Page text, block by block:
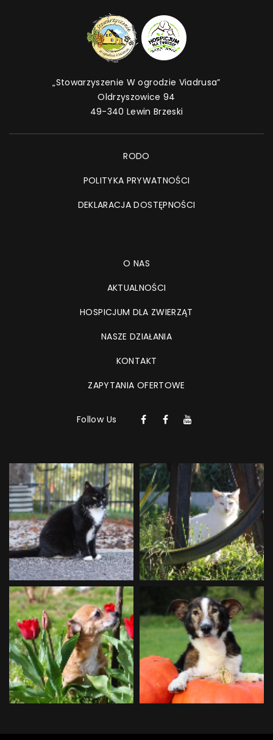
„Stowarzyszenie W ogrodzie Viadrusa”
Oldrzyszowice 94
49-340 Lewin Brzeski
RODO
POLITYKA PRYWATNOŚCI
DEKLARACJA DOSTĘPNOŚCI
O NAS
AKTUALNOŚCI
HOSPICJUM DLA ZWIERZĄT
NASZE DZIAŁANIA
KONTAKT
ZAPYTANIA OFERTOWE
Follow Us